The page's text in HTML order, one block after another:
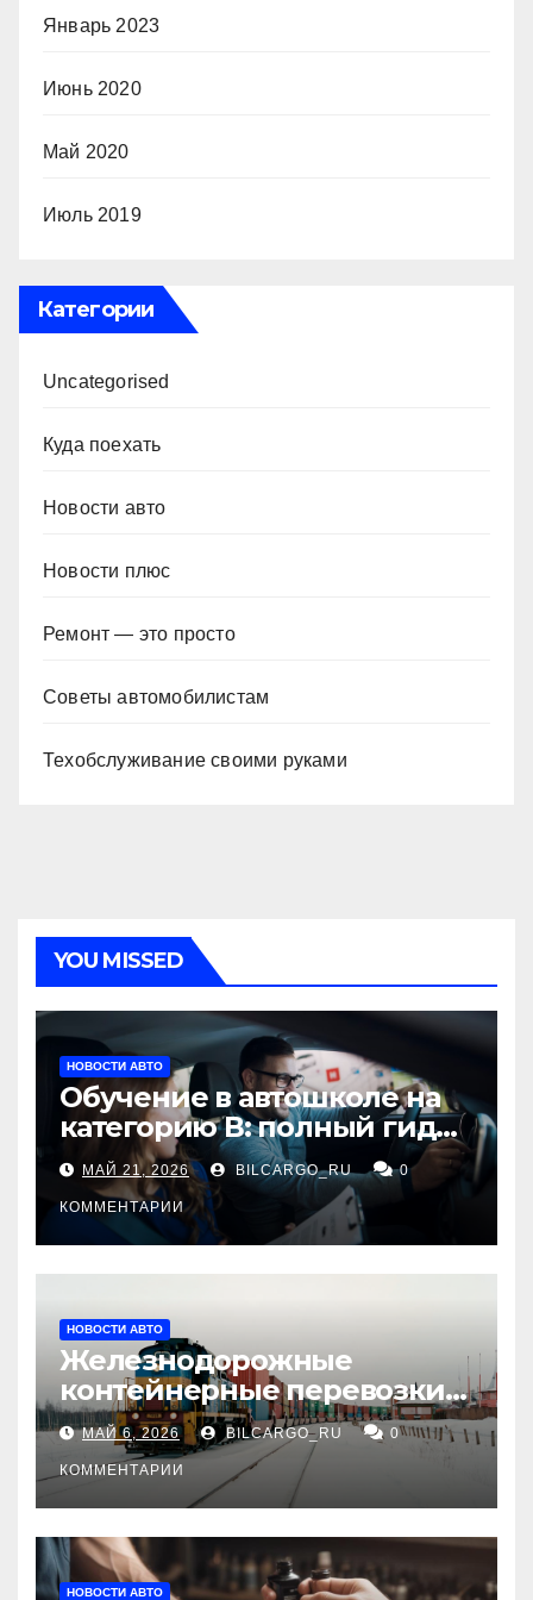
Январь 2023
Июнь 2020
Май 2020
Июль 2019
Категории
Uncategorised
Куда поехать
Новости авто
Новости плюс
Ремонт — это просто
Советы автомобилистам
Техобслуживание своими руками
YOU MISSED
НОВОСТИ АВТО
Обучение в автошколе на
категорию В: полный гид
для будущих водителей
МАЙ 21, 2026 BILCARGO_RU 0
КОММЕНТАРИИ
НОВОСТИ АВТО
Железнодорожные
контейнерные перевозки
из Китая в Россию:
маршруты, сроки и
требования
МАЙ 6, 2026 BILCARGO_RU 0
КОММЕНТАРИИ
НОВОСТИ АВТО